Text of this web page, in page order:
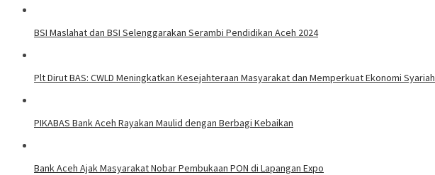
BSI Maslahat dan BSI Selenggarakan Serambi Pendidikan Aceh 2024
Plt Dirut BAS: CWLD Meningkatkan Kesejahteraan Masyarakat dan Memperkuat Ekonomi Syariah
PIKABAS Bank Aceh Rayakan Maulid dengan Berbagi Kebaikan
Bank Aceh Ajak Masyarakat Nobar Pembukaan PON di Lapangan Expo